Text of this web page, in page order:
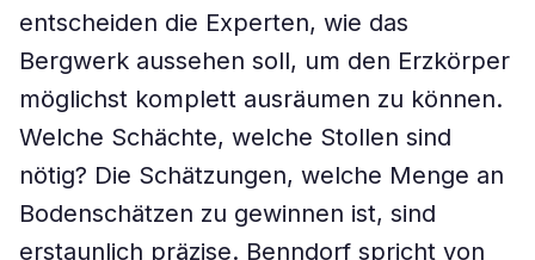
entscheiden die Experten, wie das
Bergwerk aussehen soll, um den Erzkörper
möglichst komplett ausräumen zu können.
Welche Schächte, welche Stollen sind
nötig? Die Schätzungen, welche Menge an
Bodenschätzen zu gewinnen ist, sind
erstaunlich präzise. Benndorf spricht von